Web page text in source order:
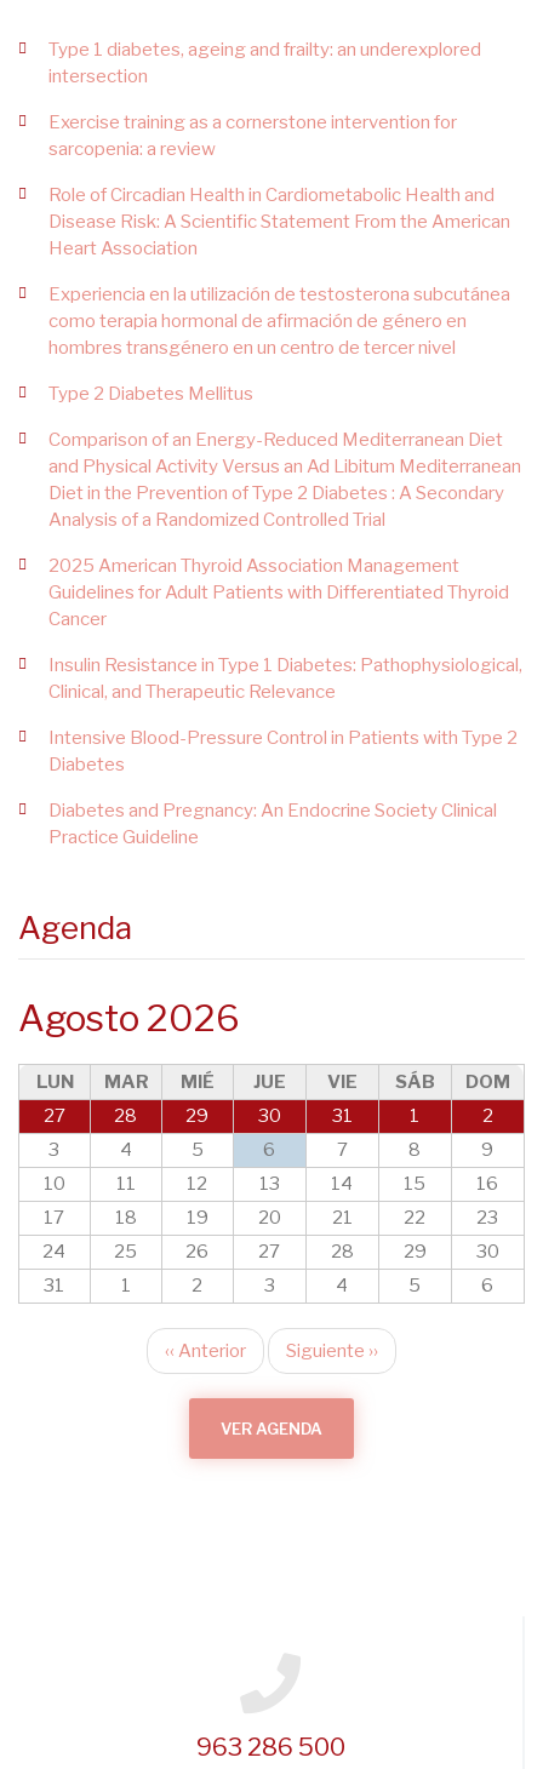
Type 1 diabetes, ageing and frailty: an underexplored
intersection
Exercise training as a cornerstone intervention for
sarcopenia: a review
Role of Circadian Health in Cardiometabolic Health and
Disease Risk: A Scientific Statement From the American
Heart Association
Experiencia en la utilización de testosterona subcutánea
como terapia hormonal de afirmación de género en
hombres transgénero en un centro de tercer nivel
Type 2 Diabetes Mellitus
Comparison of an Energy-Reduced Mediterranean Diet
and Physical Activity Versus an Ad Libitum Mediterranean
Diet in the Prevention of Type 2 Diabetes : A Secondary
Analysis of a Randomized Controlled Trial
2025 American Thyroid Association Management
Guidelines for Adult Patients with Differentiated Thyroid
Cancer
Insulin Resistance in Type 1 Diabetes: Pathophysiological,
Clinical, and Therapeutic Relevance
Intensive Blood-Pressure Control in Patients with Type 2
Diabetes
Diabetes and Pregnancy: An Endocrine Society Clinical
Practice Guideline
Agenda
Agosto 2026
LUN MAR MIÉ JUE VIE SÁB
DOM
27
28 29 30 31 1
2
3
4 5 6 7 8
9
10
11 12 13 14 15
16
17
18 19 20 21 22
23
24
25 26 27 28 29
30
31
1 2 3 4 5 6
Paginación
‹‹ Anterior Siguiente ››
VER AGENDA
963 286 500